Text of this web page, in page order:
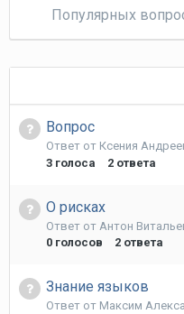
Популярных
Вопрос
Ответ от Ксения
3 голоса 2 ответа
О рисках
Ответ от Антон
0 голосов 2 ответа
Знание языков
Ответ от Максим